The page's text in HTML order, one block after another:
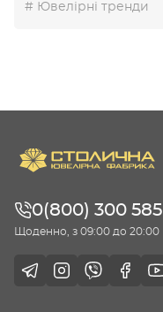
# Ювелірні тренди
0(800) 300 585
Щоденно, з 09:00 до 20:00